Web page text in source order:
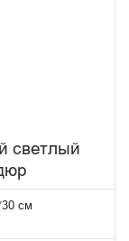
светлый
см